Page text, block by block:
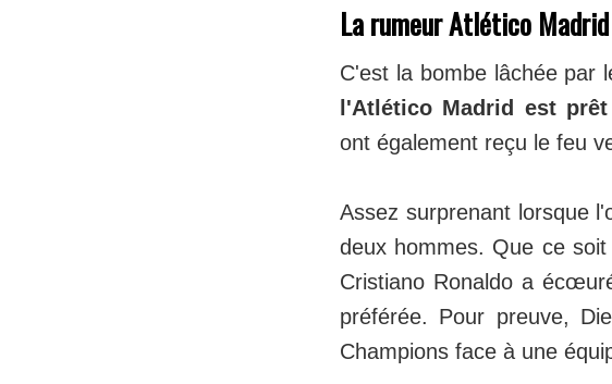
La rumeur Atlético
C'est la bombe lâchée par
l'Atlético Madrid est
ont également reçu le feu
Assez surprenant lorsque
deux hommes. Que ce
Cristiano Ronaldo a
préférée. Pour preuve,
Champions face à une